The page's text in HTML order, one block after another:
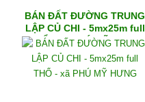
BÁN ĐẤT ĐƯỜNG TRUNG
LẬP CỦ CHI - 5mx25m full
THỔ - xã PHÚ MỸ HƯNG